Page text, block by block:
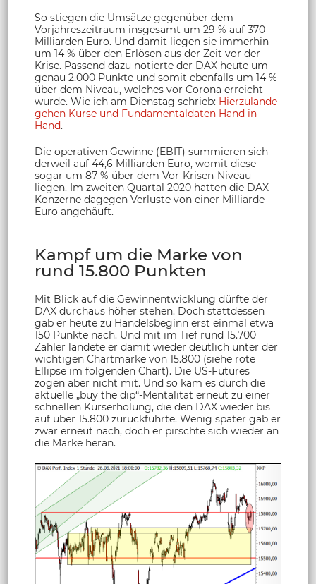
So stiegen die Umsätze gegenüber dem
Vorjahreszeitraum insgesamt um 29 % auf 370
Milliarden Euro. Und damit liegen sie immerhin
um 14 % über den Erlösen aus der Zeit vor der
Krise. Passend dazu notierte der DAX heute um
genau 2.000 Punkte und somit ebenfalls um 14 %
über dem Niveau, welches vor Corona erreicht
wurde. Wie ich am Dienstag schrieb: Hierzulande
gehen Kurse und Fundamentaldaten Hand in
Hand.
Die operativen Gewinne (EBIT) summieren sich
derweil auf 44,6 Milliarden Euro, womit diese
sogar um 87 % über dem Vor-Krisen-Niveau
liegen. Im zweiten Quartal 2020 hatten die DAX-
Konzerne dagegen Verluste von einer Milliarde
Euro angehäuft.
Kampf um die Marke von
rund 15.800 Punkten
Mit Blick auf die Gewinnentwicklung dürfte der
DAX durchaus höher stehen. Doch stattdessen
gab er heute zu Handelsbeginn erst einmal etwa
150 Punkte nach. Und mit im Tief rund 15.700
Zähler landete er damit wieder deutlich unter der
wichtigen Chartmarke von 15.800 (siehe rote
Ellipse im folgenden Chart). Die US-Futures
zogen aber nicht mit. Und so kam es durch die
aktuelle „buy the dip“-Mentalität erneut zu einer
schnellen Kurserholung, die den DAX wieder bis
auf über 15.800 zurückführte. Wenig später gab er
zwar erneut nach, doch er pirschte sich wieder an
die Marke heran.